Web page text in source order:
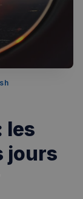
les
jours